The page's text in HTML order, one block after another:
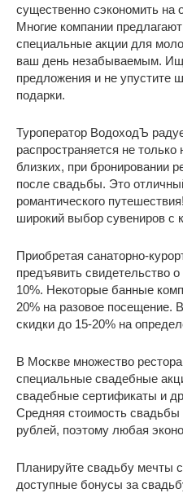
существенно сэкономить на
Многие компании
специальные акции для
ваш день незабываемым.
предложения и не упустите
подарки.
Туроператор ВодоходЪ
распространяется не
близких, при бронировании
после свадьбы. Это
романтического
широкий выбор сувениров с
Приобретая санаторно-
предъявить свидетельство
10%. Некоторые банные
20% на разовое посещение.
скидки до 15-20% на
В Москве множество
специальные свадебные
свадебные сертификаты и
Средняя стоимость свадьбы
рублей, поэтому любая
Планируйте свадьбу мечты
доступные бонусы за